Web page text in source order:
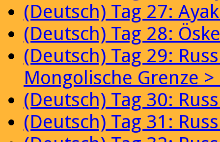
(Deutsch) Tag 27:
(Deutsch) Tag 28:
(Deutsch) Tag 29:
Mongolische Grenze >
(Deutsch) Tag 30:
(Deutsch) Tag 31: